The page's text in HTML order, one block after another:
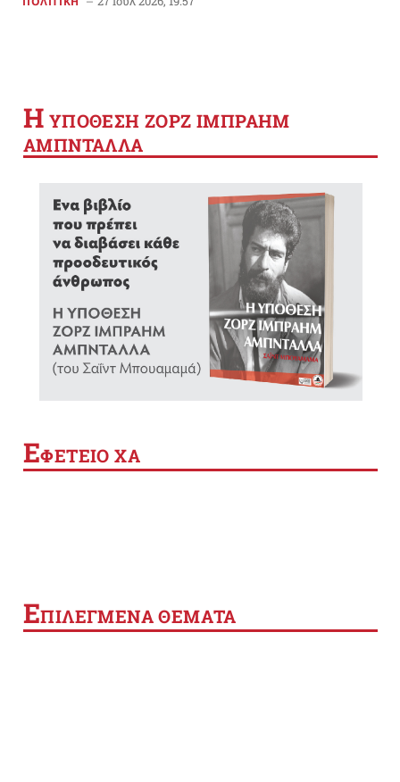
Η YΠΟΘΕΣΗ ΖΟΡΖ ΙΜΠΡΑΗΜ
ΑΜΠΝΤΑΛΛΑ
ΕΦΕΤΕΙΟ ΧΑ
ΕΠΙΛΕΓΜΕΝΑ ΘΕΜΑΤΑ